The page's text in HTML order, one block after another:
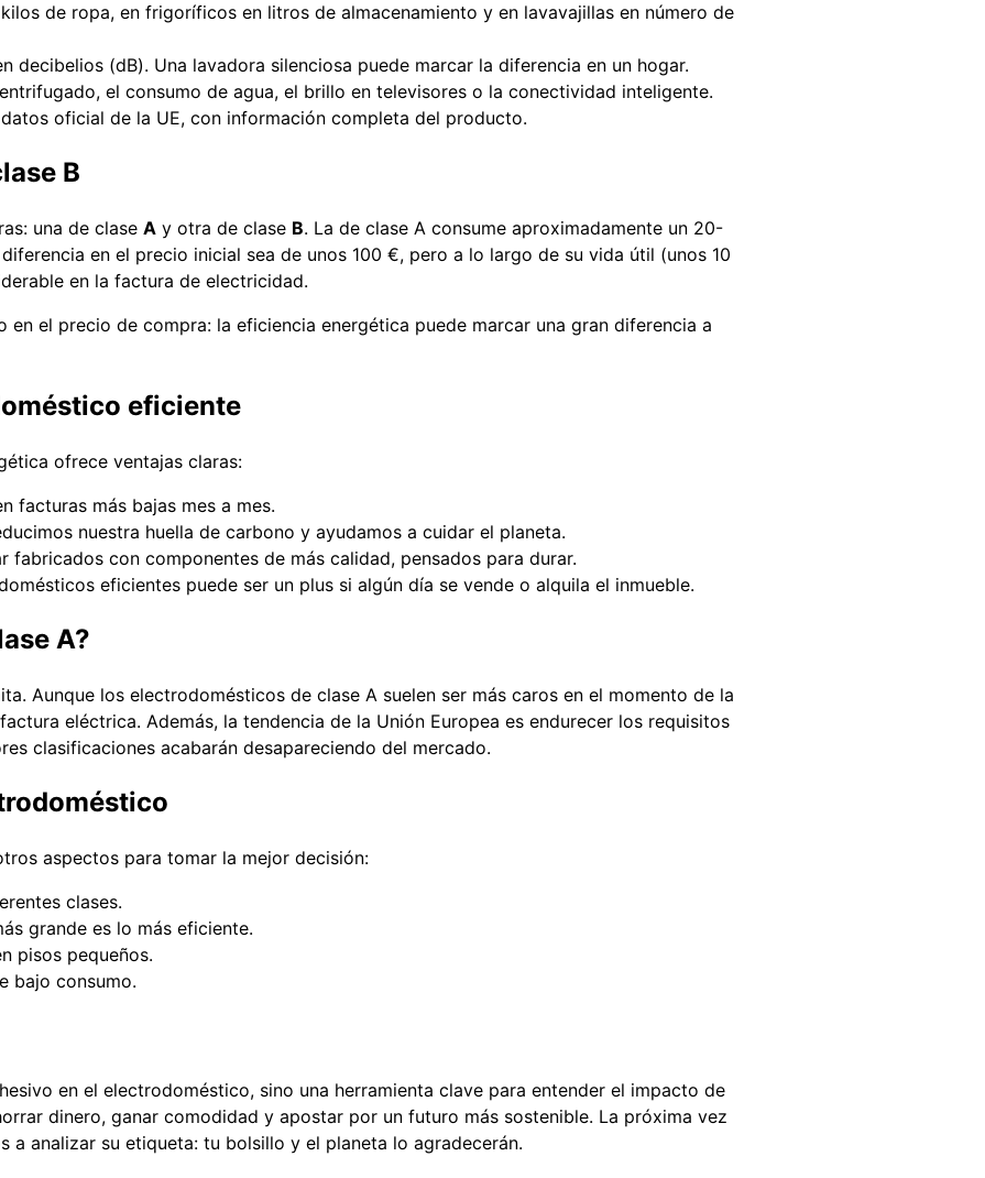
de ropa, en frigoríficos en litros de almacenamiento y en lavavajillas en número de
decibelios (dB). Una lavadora silenciosa puede marcar la diferencia en un hogar.
el consumo de agua, el brillo en televisores o la conectividad inteligente.
oficial de la UE, con información completa del producto.
B
una de clase A y otra de clase B. La de clase A consume aproximadamente un 20-
en el precio inicial sea de unos 100 €, pero a lo largo de su vida útil (unos 10
en la factura de electricidad.
el precio de compra: la eficiencia energética puede marcar una gran diferencia a
eficiente
ofrece ventajas claras:
facturas más bajas mes a mes.
nuestra huella de carbono y ayudamos a cuidar el planeta.
fabricados con componentes de más calidad, pensados para durar.
eficientes puede ser un plus si algún día se vende o alquila el inmueble.
A?
Aunque los electrodomésticos de clase A suelen ser más caros en el momento de la
eléctrica. Además, la tendencia de la Unión Europea es endurecer los requisitos
clasificaciones acabarán desapareciendo del mercado.
aspectos para tomar la mejor decisión:
clases.
grande es lo más eficiente.
pisos pequeños.
bajo consumo.
en el electrodoméstico, sino una herramienta clave para entender el impacto de
dinero, ganar comodidad y apostar por un futuro más sostenible. La próxima vez
analizar su etiqueta: tu bolsillo y el planeta lo agradecerán.